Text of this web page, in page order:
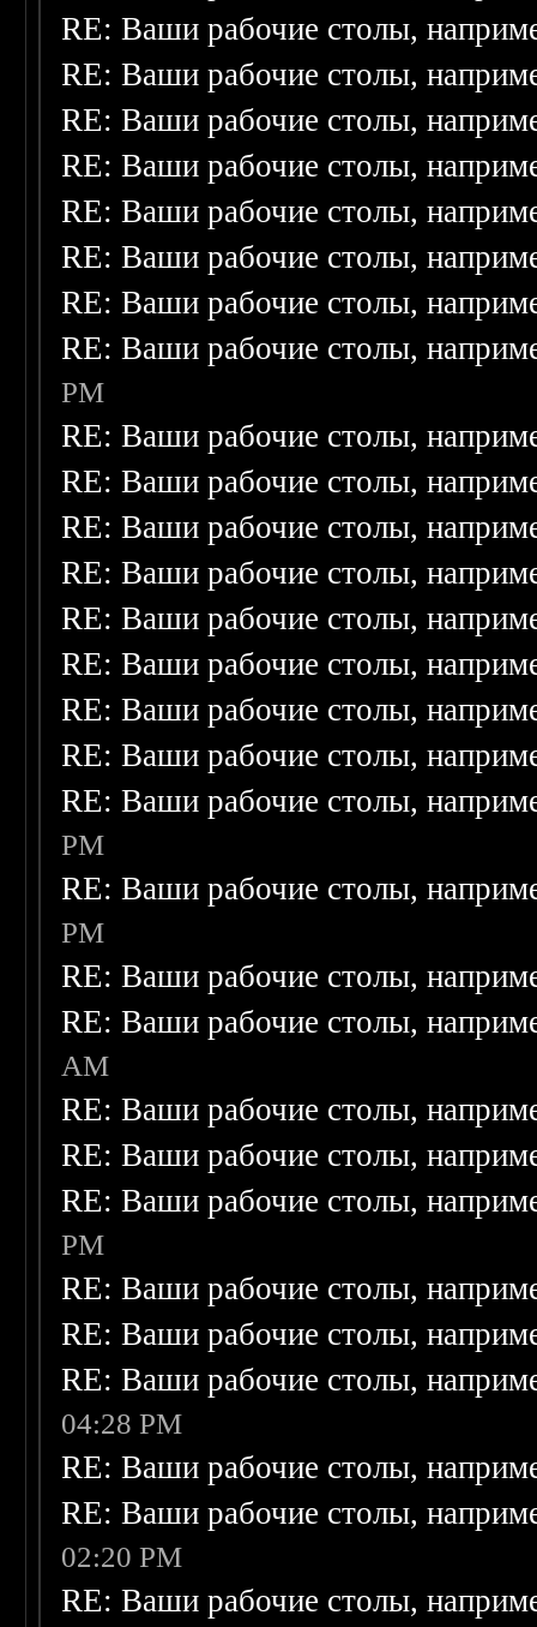
RE: Ваши рабочие столы,
RE: Ваши рабочие столы,
RE: Ваши рабочие столы,
RE: Ваши рабочие столы,
RE: Ваши рабочие столы,
RE: Ваши рабочие столы,
RE: Ваши рабочие столы,
RE: Ваши рабочие столы,
PM
RE: Ваши рабочие столы,
RE: Ваши рабочие столы,
RE: Ваши рабочие столы,
RE: Ваши рабочие столы,
RE: Ваши рабочие столы,
RE: Ваши рабочие столы,
RE: Ваши рабочие столы,
RE: Ваши рабочие столы,
RE: Ваши рабочие столы,
PM
RE: Ваши рабочие столы,
PM
RE: Ваши рабочие столы,
RE: Ваши рабочие столы,
AM
RE: Ваши рабочие столы,
RE: Ваши рабочие столы,
RE: Ваши рабочие столы,
PM
RE: Ваши рабочие столы,
RE: Ваши рабочие столы,
RE: Ваши рабочие столы,
04:28 PM
RE: Ваши рабочие столы,
RE: Ваши рабочие столы,
02:20 PM
RE: Ваши рабочие столы,